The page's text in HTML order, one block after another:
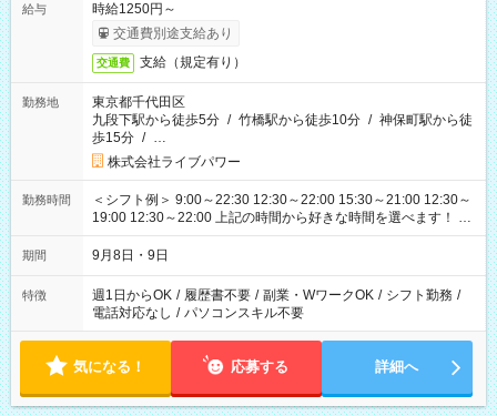
給与
時給1250円～
交通費別途支給あり
交通費 支給（規定有り）
勤務地
東京都千代田区
九段下駅から徒歩5分 / 竹橋駅から徒歩10分 / 神保町駅から徒
歩15分 / …
株式会社ライブパワー
勤務時間
＜シフト例＞ 9:00～22:30 12:30～22:00 15:30～21:00 12:30～
19:00 12:30～22:00 上記の時間から好きな時間を選べます！ ※
時間は変更となる可能性があります
期間 9月8日・9日
特徴 週1日からOK / 履歴書不要 / 副業・WワークOK / シフト勤務 /
電話対応なし / パソコンスキル不要
気になる！ 応募する 詳細へ